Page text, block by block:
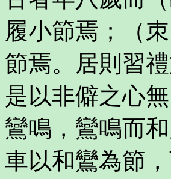
履小節焉；（
節焉。居則習
是以非僻之心
鸞鳴，鸞鳴而
車以和鸞為節